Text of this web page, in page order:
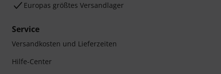
Europas größtes Versandlager
Service
Versandkosten und Lieferzeiten
Hilfe-Center